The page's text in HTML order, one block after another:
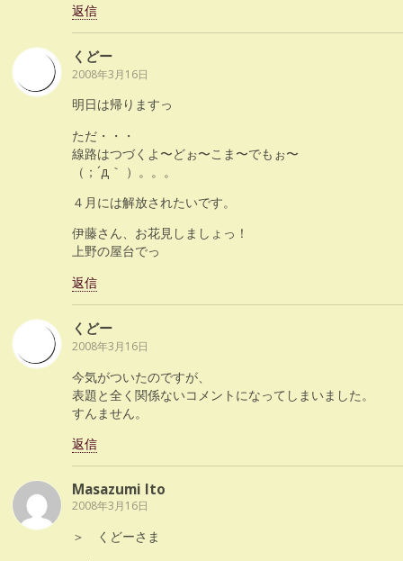
返信
くどー
2008年3月16日
明日は帰りますっ
ただ・・・
線路はつづくよ〜どぉ〜こま〜でもぉ〜
（；´д｀ ）。。。
４月には解放されたいです。
伊藤さん、お花見しましょっ！
上野の屋台でっ
返信
くどー
2008年3月16日
今気がついたのですが、
表題と全く関係ないコメントになってしまいました。
すんません。
返信
Masazumi Ito
2008年3月16日
＞ くどーさま